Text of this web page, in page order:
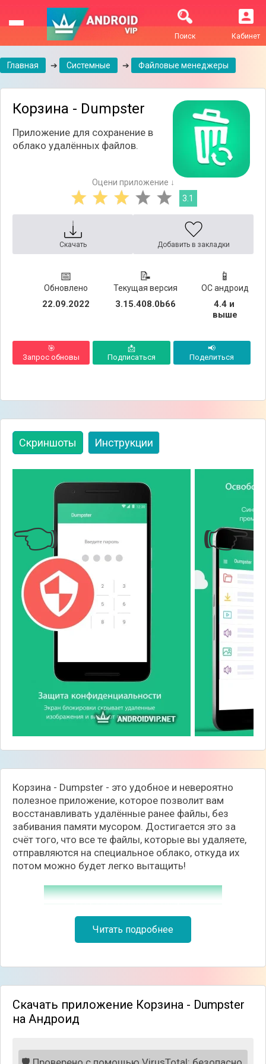
Кабинет
Поиск
Главная ➔ Системные ➔ Файловые менеджеры
Корзина - Dumpster
Приложение для сохранение в
облако удалённых файлов.
Оцени приложение ↓
3.1
Скачать Добавить в закладки
📅
Обновлено
22.09.2022
📝
Текущая версия
3.15.408.0b66
📱
ОС андроид
4.4 и
выше
🎯
Запрос обновы
📩
Подписаться
📢
Поделиться
Скриншоты Инструкции
👈 👉
Корзина - Dumpster - это удобное и невероятно
полезное приложение, которое позволит вам
восстанавливать удалённые ранее файлы, без
забивания памяти мусором. Достигается это за
счёт того, что все те файлы, которые вы удаляете,
отправляются на специальное облако, откуда их
потом можно будет легко вытащить!
Читать подробнее
Скачать приложение Корзина - Dumpster
на Андроид